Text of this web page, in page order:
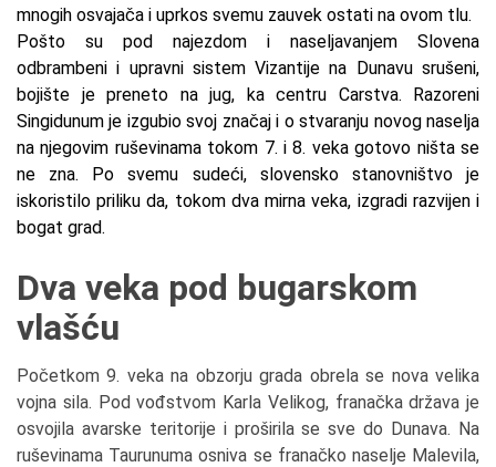
mnogih osvajača i uprkos svemu zauvek ostati na ovom tlu.
Pošto su pod najezdom i naseljavanjem Slovena
odbrambeni i upravni sistem Vizantije na Dunavu srušeni,
bojište je preneto na jug, ka centru Carstva. Razoreni
Singidunum je izgubio svoj značaj i o stvaranju novog naselja
na njegovim ruševinama tokom 7. i 8. veka gotovo ništa se
ne zna. Po svemu sudeći, slovensko stanovništvo je
iskoristilo priliku da, tokom dva mirna veka, izgradi razvijen i
bogat grad.
Dva veka pod bugarskom
vlašću
Početkom 9. veka na obzorju grada obrela se nova velika
vojna sila. Pod vođstvom Karla Velikog, franačka država je
osvojila avarske teritorije i proširila se sve do Dunava. Na
ruševinama Taurunuma osniva se franačko naselje Malevila,